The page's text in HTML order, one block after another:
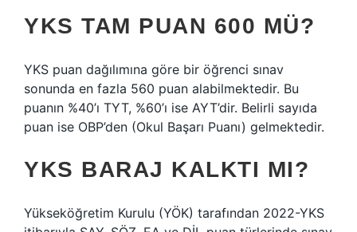
YKS TAM PUAN 600 MÜ?
YKS puan dağılımına göre bir öğrenci sınav
sonunda en fazla 560 puan alabilmektedir. Bu
puanın %40’ı TYT, %60’ı ise AYT’dir. Belirli sayıda
puan ise OBP’den (Okul Başarı Puanı) gelmektedir.
YKS BARAJ KALKTI MI?
Yükseköğretim Kurulu (YÖK) tarafından 2022-YKS